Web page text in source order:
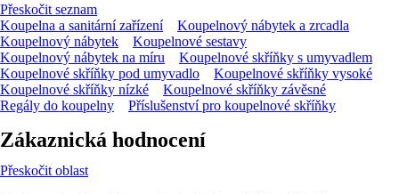
Přeskočit seznam
Koupelna a sanitární zařízení
Koupelnový nábytek a zrcadla
Koupelnový nábytek
Koupelnové sestavy
Koupelnový nábytek na míru
Koupelnové skříňky s umyvadlem
Koupelnové skříňky pod umyvadlo
Koupelnové skříňky vysoké
Koupelnové skříňky nízké
Koupelnové skříňky závěsné
Regály do koupelny
Příslušenství pro koupelnové skříňky
Zákaznická hodnocení
Přeskočit oblast